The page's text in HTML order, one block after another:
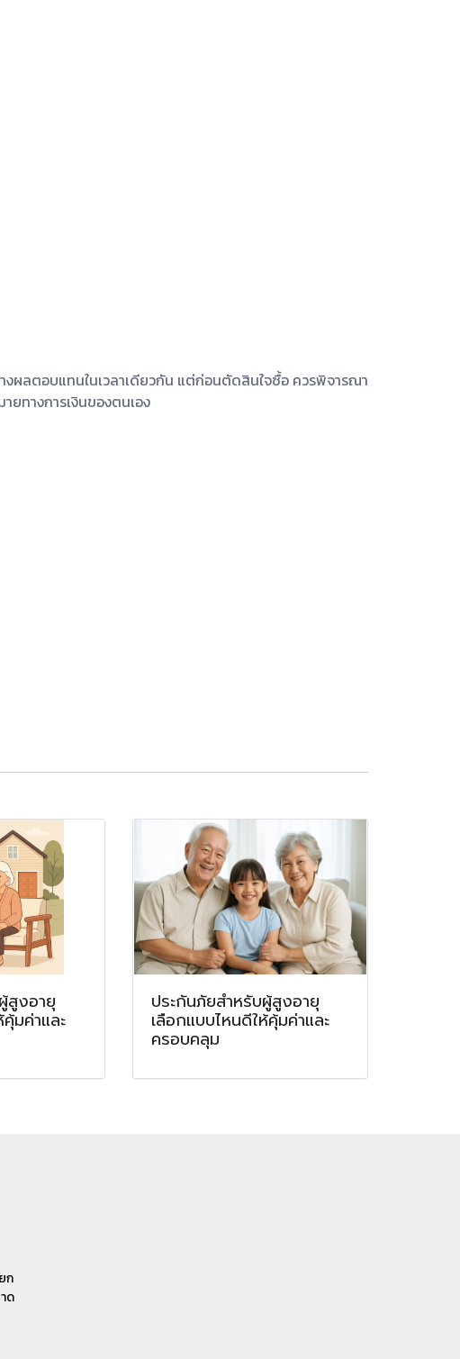
งผลตอบแทนในเวลาเดียวกัน แต่ก่อนตัดสินใจซื้อ ควรพิจารณา
ยทางการเงินของตนเอง
สูงอายุ
มค่าและ
ประกันภัยสำหรับผู้สูงอายุ
เลือกแบบไหนดีให้คุ้มค่าและ
ครอบคลุม
ก
ด